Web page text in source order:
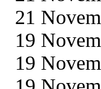
21
19
19